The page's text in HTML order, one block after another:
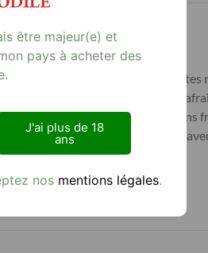
de fraîcheur avec ses puissantes
de vapotage unique et
pour les amateurs de sensations
Profitez de cette explosion de
être majeur(e) et
pays à acheter des
J'ai plus de 18
ans
nos mentions légales.